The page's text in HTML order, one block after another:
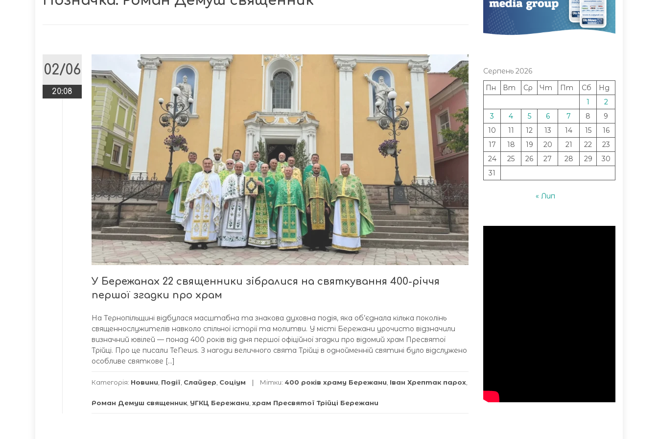
02/06
20:08
У Бережанах 22 священники зібралися на святкування 400-річчя
першої згадки про храм
На Тернопільщині відбулася масштабна та знакова духовна подія, яка об’єднала кілька поколінь
священнослужителів навколо спільної історії та молитви. У місті Бережани урочисто відзначили
визначний ювілей — понад 400 років від дня першої офіційної згадки про відомий храм Пресвятої
Трійці. Про це писали TeNews. З нагоди величного свята Трійці в однойменній святині було відслужено
особливе святкове […]
Категорія: Новини Події Слайдер Соціум Мітки: 400 років храму Бережани Іван Хрептак парох
Роман Демуш священник УГКЦ Бережани храм Пресвятої Трійці Бережани
Серпень 2026
Пн
Вт Ср Чт Пт Сб
Нд
1
2
3
4 5 6 7 8
9
10
11 12 13 14 15
16
17
18 19 20 21 22
23
24
25 26 27 28 29
30
31
« Лип